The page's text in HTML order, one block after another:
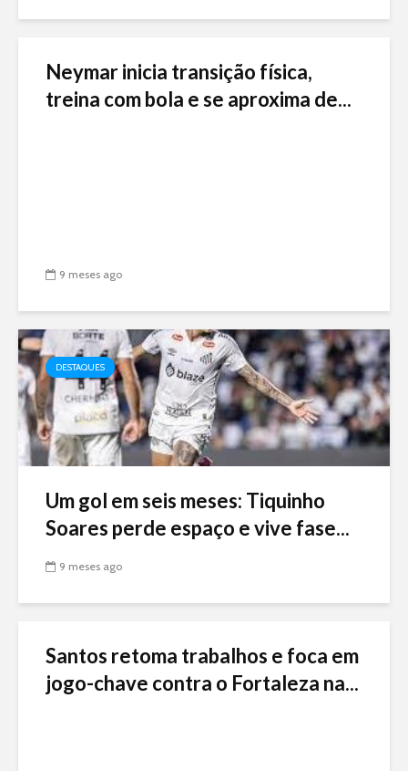
Neymar inicia transição física,
treina com bola e se aproxima de...
9 meses ago
DESTAQUES
Um gol em seis meses: Tiquinho
Soares perde espaço e vive fase...
9 meses ago
Santos retoma trabalhos e foca em
jogo-chave contra o Fortaleza na...